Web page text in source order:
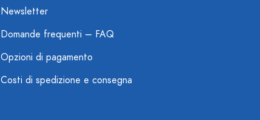
Newsletter
Domande frequenti – FAQ
Opzioni di pagamento
Costi di spedizione e consegna